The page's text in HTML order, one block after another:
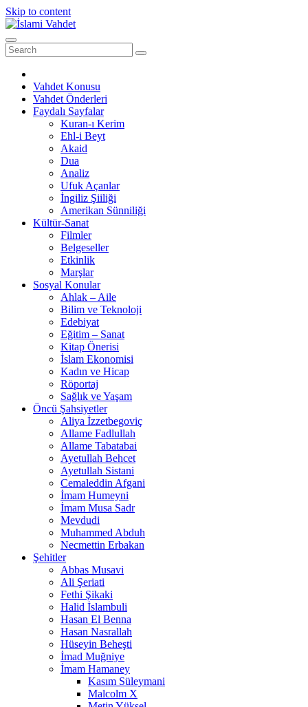
Skip to content
Vahdet Konusu
Vahdet Önderleri
Faydalı Sayfalar
Kuran-ı Kerim
Ehl-i Beyt
Akaid
Dua
Analiz
Ufuk Açanlar
İngiliz Şiiliği
Amerikan Sünniliği
Kültür-Sanat
Filmler
Belgeseller
Etkinlik
Marşlar
Sosyal Konular
Ahlak – Aile
Bilim ve Teknoloji
Edebiyat
Eğitim – Sanat
Kitap Önerisi
İslam Ekonomisi
Kadın ve Hicap
Röportaj
Sağlık ve Yaşam
Öncü Şahsiyetler
Aliya İzzetbegoviç
Allame Fadlullah
Allame Tabatabai
Ayetullah Behcet
Ayetullah Sistani
Cemaleddin Afgani
İmam Humeyni
İmam Musa Sadr
Mevdudi
Muhammed Abduh
Necmettin Erbakan
Şehitler
Abbas Musavi
Ali Şeriati
Fethi Şikaki
Halid İslambuli
Hasan El Benna
Hasan Nasrallah
Hüseyin Beheşti
İmad Muğniye
İmam Hamaney
Kasım Süleymani
Malcolm X